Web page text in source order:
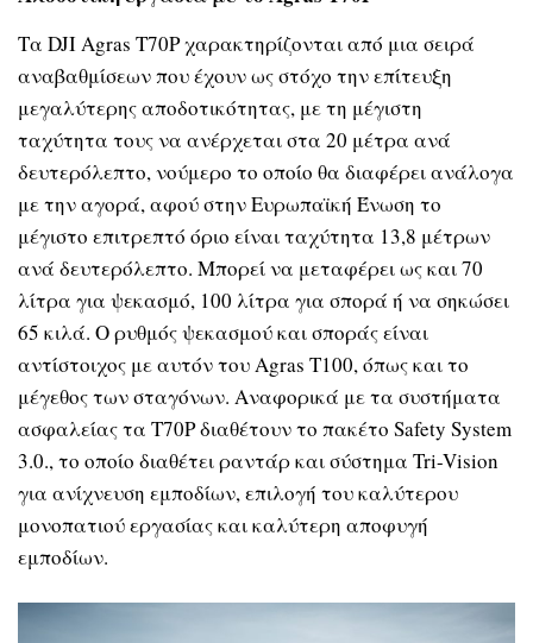
Τα DJI Agras T70P χαρακτηρίζονται από μια σειρά
αναβαθμίσεων που έχουν ως στόχο την επίτευξη
μεγαλύτερης αποδοτικότητας, με τη μέγιστη
ταχύτητα τους να ανέρχεται στα 20 μέτρα ανά
δευτερόλεπτο, νούμερο το οποίο θα διαφέρει ανάλογα
με την αγορά, αφού στην Ευρωπαϊκή Ένωση το
μέγιστο επιτρεπτό όριο είναι ταχύτητα 13,8 μέτρων
ανά δευτερόλεπτο. Μπορεί να μεταφέρει ως και 70
λίτρα για ψεκασμό, 100 λίτρα για σπορά ή να σηκώσει
65 κιλά. Ο ρυθμός ψεκασμού και σποράς είναι
αντίστοιχος με αυτόν του Agras T100, όπως και το
μέγεθος των σταγόνων. Αναφορικά με τα συστήματα
ασφαλείας τα T70P διαθέτουν το πακέτο Safety System
3.0., το οποίο διαθέτει ραντάρ και σύστημα Tri-Vision
για ανίχνευση εμποδίων, επιλογή του καλύτερου
μονοπατιού εργασίας και καλύτερη αποφυγή
εμποδίων.